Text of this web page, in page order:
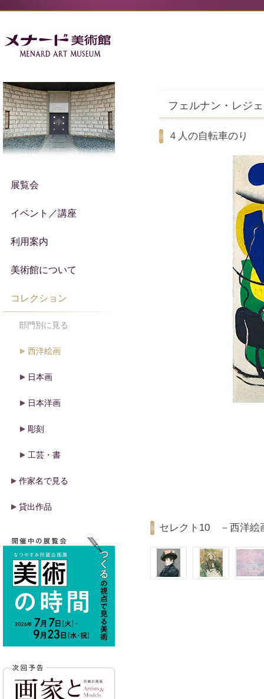
フェルナン・レジェ
４人の自転車のり
セレクト10 －西洋絵
展覧会
イベント／講座
利用案内
美術館について
コレクション
部門別に見る
西洋絵画
日本画
日本洋画
彫刻
工芸・書
作家名で見る
貸出作品